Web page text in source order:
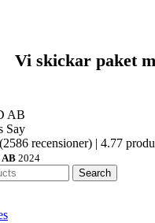
Vi skickar paket
AB
Say
(2586 recensioner) | 4.77
AB 2024
Search